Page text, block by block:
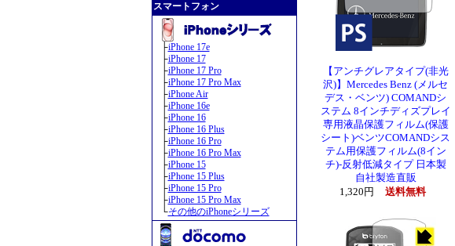
スマートフォン
├iPhone 17e
├iPhone 17
├iPhone 17 Pro
├iPhone 17 Pro Max
├iPhone Air
├iPhone 16e
├iPhone 16
├iPhone 16 Plus
├iPhone 16 Pro
├iPhone 16 Pro Max
├iPhone 15
├iPhone 15 Plus
├iPhone 15 Pro
├iPhone 15 Pro Max
└その他のiPhoneシリーズ
【アンチグレアタイプ(非光
沢)】Mercedes Benz (メルセ
デス・ベンツ) COMANDシ
ステム 8インチディズプレイ
専用液晶保護フィルム(保護
シート)ベンツCOMANDシス
テム用保護フィルム(8イン
チ)-反射低減タイプ 日本製
自社製造直販
1,320円
送料無料